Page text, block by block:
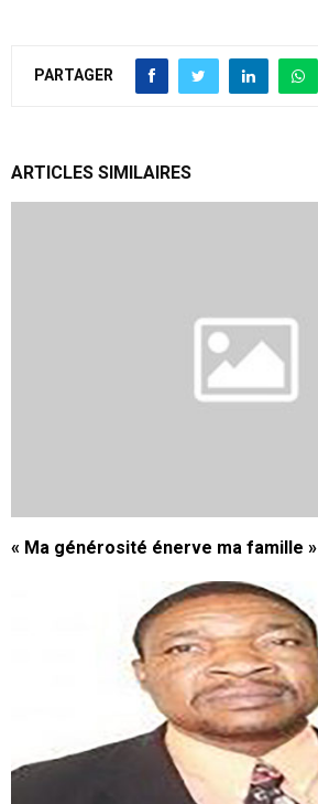
PARTAGER
ARTICLES SIMILAIRES
« Ma générosité énerve ma famille »